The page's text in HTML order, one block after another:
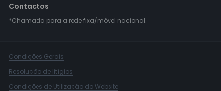
Contactos
*Chamada para a rede fixa/móvel nacional.
Condições Gerais
Resolução de litígios
Condições de Utilização do Website